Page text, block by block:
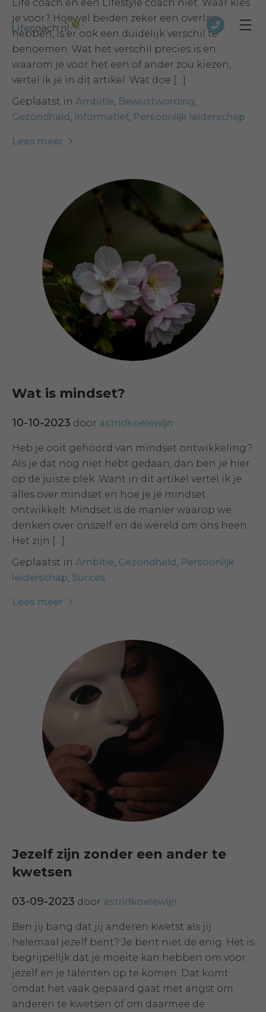
Life coach en een Lifestyle coach niet. Waar kies
je voor? Hoewel beiden zeker een overlap
hebben, is er ook een duidelijk verschil te
benoemen. Wat het verschil precies is en
waarom je voor het een of ander zou kiezen,
vertel ik je in dit artikel. Wat doe […]
Geplaatst in Ambitie, Bewustwording,
Gezondheid, Informatief, Persoonlijk leiderschap
Lees meer
Wat is mindset?
10-10-2023 door astridkoelewijn
Heb je ooit gehoord van mindset ontwikkeling?
Als je dat nog niet hebt gedaan, dan ben je hier
op de juiste plek. Want in dit artikel vertel ik je
alles over mindset en hoe je je mindset
ontwikkelt. Mindset is de manier waarop we
denken over onszelf en de wereld om ons heen.
Het zijn […]
Geplaatst in Ambitie, Gezondheid, Persoonlijk
leiderschap, Succes
Lees meer
Jezelf zijn zonder een ander te
kwetsen
03-09-2023 door astridkoelewijn
Ben jij bang dat jij anderen kwetst als jij
helemaal jezelf bent? Je bent niet de enig. Het is
begrijpelijk dat je moeite kan hebben om voor
jezelf en je talenten op te komen. Dat komt
omdat het vaak gepaard gaat met angst om
anderen te kwetsen of om daarmee de